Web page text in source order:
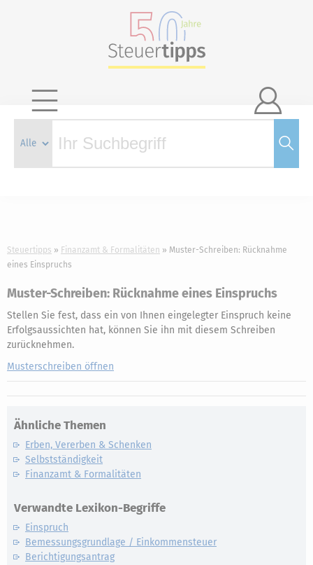

Steuertipps Finanzamt & Formalitäten
Muster-Schreiben: Rücknahme
eines Einspruchs
Muster-Schreiben: Rücknahme eines Einspruchs
Stellen Sie fest, dass ein von Ihnen eingelegter Einspruch keine
Erfolgsaussichten hat, können Sie ihn mit diesem Schreiben
zurücknehmen.
Musterschreiben öffnen
Ähnliche Themen
Erben, Vererben & Schenken
Selbstständigkeit
Finanzamt & Formalitäten
Verwandte Lexikon-Begriffe
Einspruch
Bemessungsgrundlage / Einkommensteuer
Berichtigungsantrag